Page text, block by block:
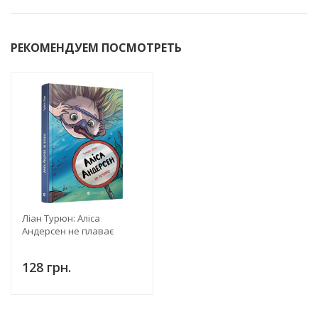
РЕКОМЕНДУЕМ ПОСМОТРЕТЬ
Ліан Турюн: Аліса
Андерсен не плаває
128 грн.